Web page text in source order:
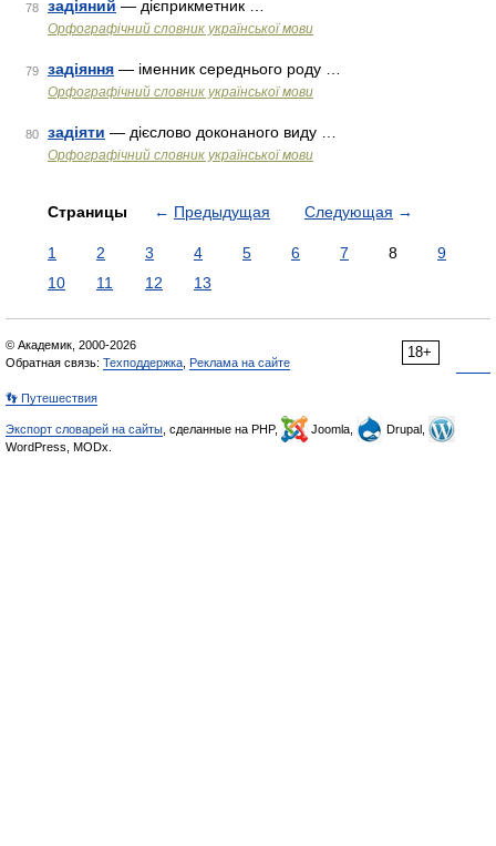
78 задіяний — дієприкметник …
Орфографічний словник української мови
79 задіяння — іменник середнього роду …
Орфографічний словник української мови
80 задіяти — дієслово доконаного виду …
Орфографічний словник української мови
Страницы ← Предыдущая Следующая →
1 2 3 4 5 6 7 8
9
10
11 12 13
18+
© Академик, 2000-2026
Обратная связь: Техподдержка Реклама на сайте
👣 Путешествия
Экспорт словарей на сайты , сделанные на PHP, Joomla,
Drupal,
WordPress, MODx.